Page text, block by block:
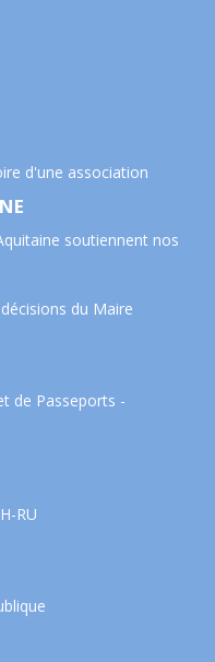
d'une association
soutiennent nos
du Maire
de Passeports -
RU